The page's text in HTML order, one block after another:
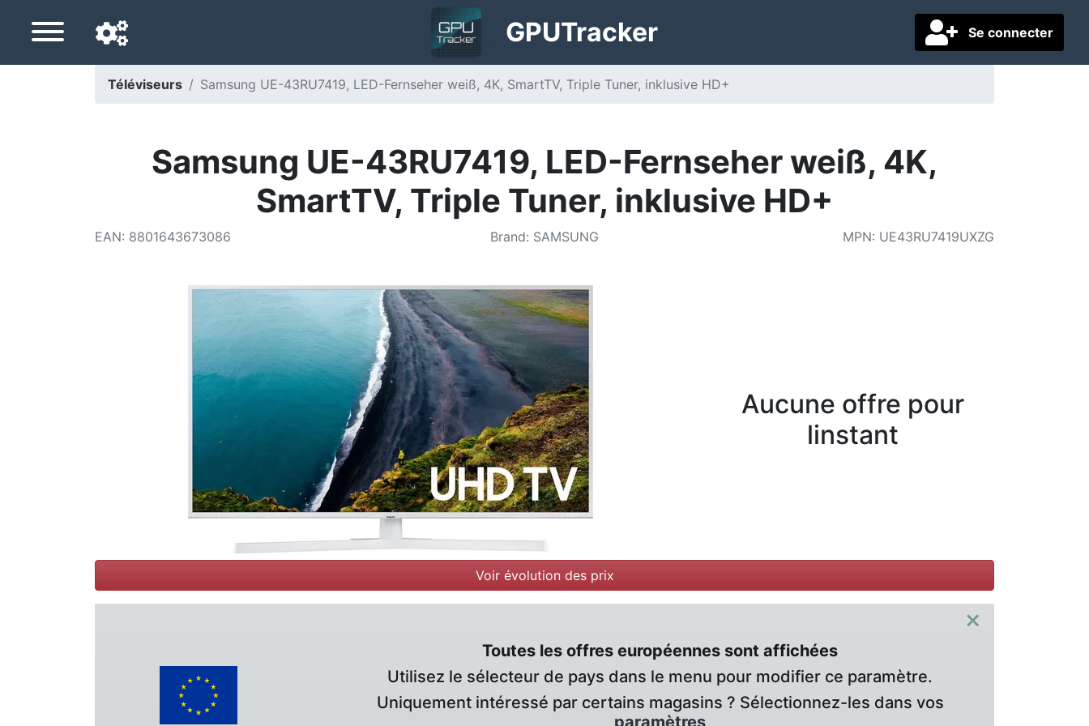
Se connecter
GPUTracker
Téléviseurs Samsung UE-43RU7419, LED-Fernseher weiß, 4K, SmartTV, Triple Tuner, inklusive HD+
Samsung UE-43RU7419, LED-Fernseher weiß, 4K,
SmartTV, Triple Tuner, inklusive HD+
EAN: 8801643673086 Brand: SAMSUNG MPN: UE43RU7419UXZG
Aucune offre pour
linstant
Voir évolution des prix
×
Toutes les offres européennes sont affichées
Utilisez le sélecteur de pays dans le menu pour modifier ce paramètre.
Uniquement intéressé par certains magasins ? Sélectionnez-les dans vos
paramètres